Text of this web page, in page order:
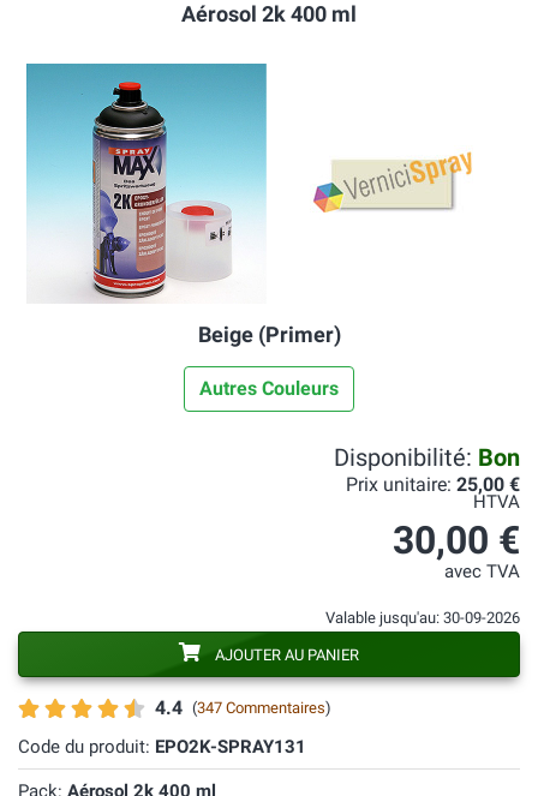
Aérosol 2k 400 ml
Beige (Primer)
Autres Couleurs
4.4 (347 Commentaires)
Code du produit: EPO2K-SPRAY131
Pack: Aérosol 2k 400 ml
Disponibilité: Bon
Prix unitaire: 25,00 €
HTVA
30,00 €
avec TVA
Valable jusqu'au: 30-09-2026
AJOUTER AU PANIER